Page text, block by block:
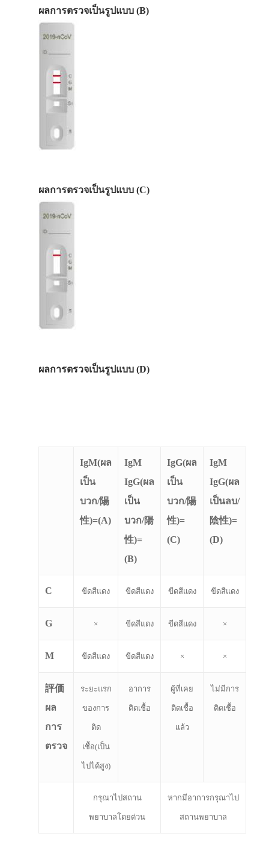
ผลการตรวจเป็นรูปแบบ (B)
ผลการตรวจเป็นรูปแบบ (C)
ผลการตรวจเป็นรูปแบบ (D)
IgM(ผล
เป็น
บวก/陽
性)=(A)
IgM
IgG(ผล
เป็น
บวก/陽
性)=
(B)
IgG(ผล
เป็น
บวก/陽
性)=
(C)
IgM
IgG(ผล
เป็นลบ/
陰性)=
(D)
C ขีดสีแดง ขีดสีแดง ขีดสีแดง ขีดสีแดง
G × ขีดสีแดง ขีดสีแดง ×
M ขีดสีแดง ขีดสีแดง × ×
評価
ผล
การ
ตรวจ
ระยะแรก
ของการ
ติด
เชื้อ(เป็น
ไปได้สูง)
อาการ
ติดเชื้อ
ผู้ที่เคย
ติดเชื้อ
แล้ว
ไม่มีการ
ติดเชื้อ
กรุณาไปสถาน
พยาบาลโดยด่วน
หากมีอาการกรุณาไป
สถานพยาบาล